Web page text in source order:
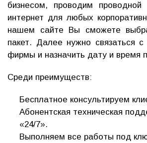
бизнесом, проводим проводной
интернет для любых
нашем сайте Вы сможете
пакет. Далее нужно связаться с
фирмы и назначить дату и время
Среди преимуществ:
Бесплатное консультируем
Абонентская техническая
«24/7».
Выполняем все работы под